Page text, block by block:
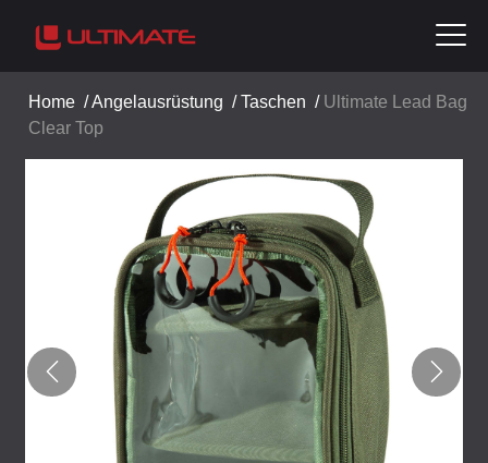
Home /Angelausrüstung /Taschen / Ultimate Lead Bag
Clear Top